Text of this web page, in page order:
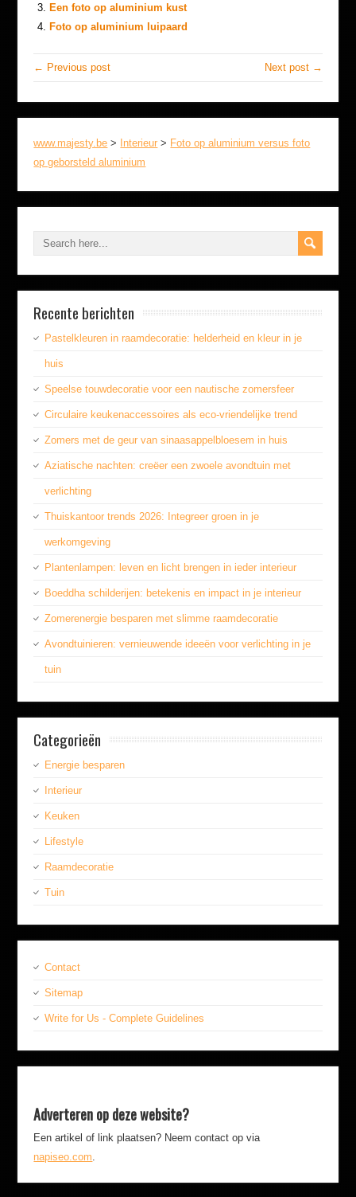
Een foto op aluminium kust
Foto op aluminium luipaard
← Previous post Next post →
www.majesty.be > Interieur > Foto op aluminium versus foto
op geborsteld aluminium
Recente berichten
Pastelkleuren in raamdecoratie: helderheid en kleur in je
huis
Speelse touwdecoratie voor een nautische zomersfeer
Circulaire keukenaccessoires als eco-vriendelijke trend
Zomers met de geur van sinaasappelbloesem in huis
Aziatische nachten: creëer een zwoele avondtuin met
verlichting
Thuiskantoor trends 2026: Integreer groen in je
werkomgeving
Plantenlampen: leven en licht brengen in ieder interieur
Boeddha schilderijen: betekenis en impact in je interieur
Zomerenergie besparen met slimme raamdecoratie
Avondtuinieren: vernieuwende ideeën voor verlichting in je
tuin
Categorieën
Energie besparen
Interieur
Keuken
Lifestyle
Raamdecoratie
Tuin
Contact
Sitemap
Write for Us - Complete Guidelines
Adverteren op deze website?
Een artikel of link plaatsen? Neem contact op via
napiseo.com.